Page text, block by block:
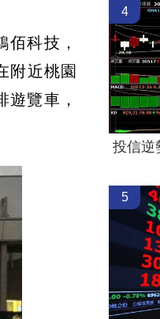
科技，
附近桃園
覽車，
4
5